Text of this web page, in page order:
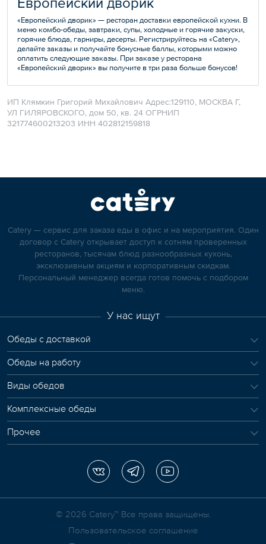
«Европейский дворик» — ресторан доставки европейской кухни. В
меню комбо-обеды, завтраки, супы, холодные и горячие закуски,
горячие блюда, гарниры, десерты. Регистрируйтесь на «Catery»,
делайте заказы и получайте бонусные баллы, которыми можно
оплатить следующие заказы. При заказе у ресторана
«Европейский дворик» вы получите в три раза больше бонусов!
ИП Клямкин Григорий Михайлович Адрес:129110, МОСКВА Г,
УЛ ГИЛЯРОВСКОГО, дом 50, кв. 24 ОГРНИП
321774600213203 ИНН 402812159818
Catery — сервис для заказа еды в офис и на мероприятия. Один
договор с Catery открывает доступ к сотням проверенных
ресторанов, тысячам блюд разнообразных кухонь,
эксклюзивным акциям и корпоративным скидкам.
Персональный менеджер всегда готов помочь с подбором
меню.
У нас ищут
Обеды с доставкой
Обеды на работу
Виды обедов
Комплексные обеды
Прочее
© 2026 Сatery™ Все права защищены.
Пользовательское соглашение